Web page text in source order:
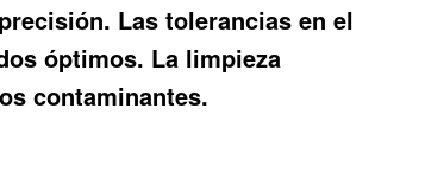
Las tolerancias en el
óptimos. La limpieza
contaminantes.